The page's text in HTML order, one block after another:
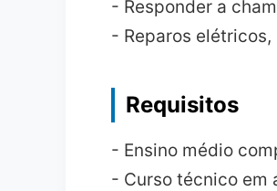
- Responder a
- Reparos
Requisitos
- Ensino médio
- Curso técnico em